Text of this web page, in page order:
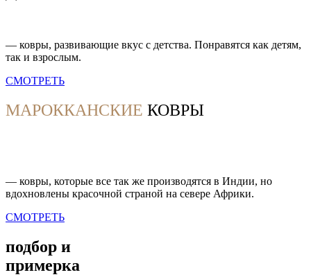
— ковры, развивающие вкус с детства. Понравятся как детям,
так и взрослым.
СМОТРЕТЬ
МАРОККАНСКИЕ КОВРЫ
— ковры, которые все так же производятся в Индии, но
вдохновлены красочной страной на севере Африки.
СМОТРЕТЬ
подбор и
примерка